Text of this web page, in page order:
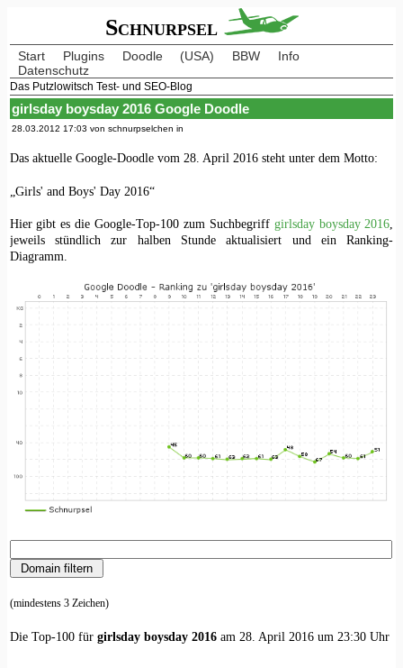
Schnurpsel
Start Plugins Doodle (USA) BBW
Info
Datenschutz
Das Putzlowitsch Test- und SEO-Blog
girlsday boysday 2016 Google Doodle
28.03.2012 17:03 von schnurpselchen in
Das aktuelle Google-Doodle vom 28. April 2016 steht unter dem Motto:
„Girls' and Boys' Day 2016“
Hier gibt es die Google-Top-100 zum Suchbegriff girlsday boysday 2016
jeweils stündlich zur halben Stunde aktualisiert und ein Ranking-
Diagramm.
(mindestens 3 Zeichen)
Die Top-100 für girlsday boysday 2016am 28. April 2016 um 23:30 Uhr